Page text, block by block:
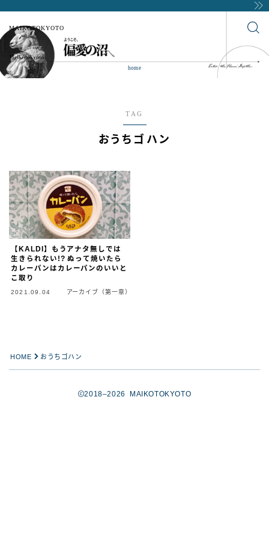
MAIKOTOKYOTO
home
TAG
おうちゴハン
【KALDI】もうアナタ無しでは
生きられない!? ぬって焼いたら
カレーパンはカレーパンのいいと
こ取り
2021.09.04 アーカイブ（第一章）
HOME おうちゴハン
2018–2026 MAIKOTOKYOTO